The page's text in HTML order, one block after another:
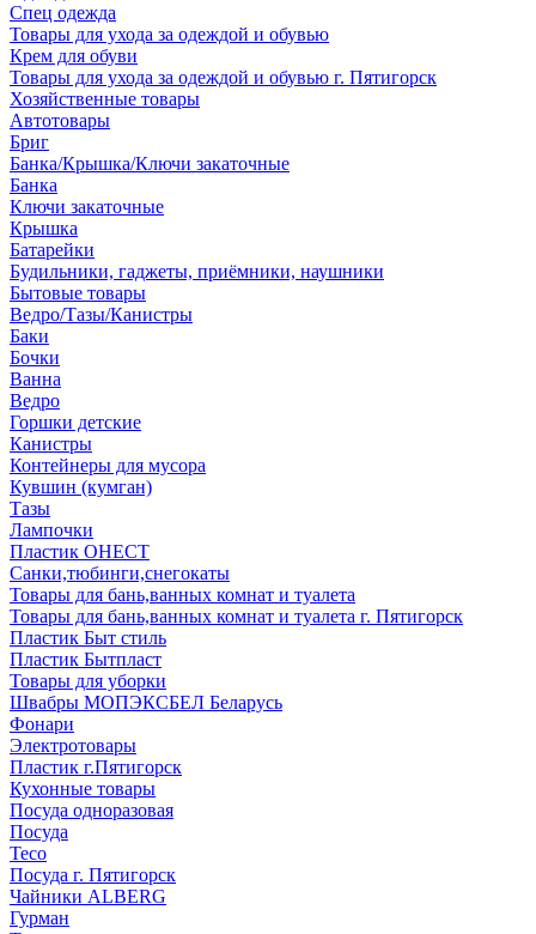
Спец одежда
Товары для ухода за одеждой и обувью
Крем для обуви
Товары для ухода за одеждой и обувью г. Пятигорск
Хозяйственные товары
Автотовары
Бриг
Банка/Крышка/Ключи закаточные
Банка
Ключи закаточные
Крышка
Батарейки
Будильники, гаджеты, приёмники, наушники
Бытовые товары
Ведро/Тазы/Канистры
Баки
Бочки
Ванна
Ведро
Горшки детские
Канистры
Контейнеры для мусора
Кувшин (кумган)
Тазы
Лампочки
Пластик ОНЕСТ
Санки,тюбинги,снегокаты
Товары для бань,ванных комнат и туалета
Товары для бань,ванных комнат и туалета г. Пятигорск
Пластик Быт стиль
Пластик Бытпласт
Товары для уборки
Швабры МОПЭКСБЕЛ Беларусь
Фонари
Электротовары
Пластик г.Пятигорск
Кухонные товары
Посуда одноразовая
Посуда
Teco
Посуда г. Пятигорск
Чайники ALBERG
Гурман